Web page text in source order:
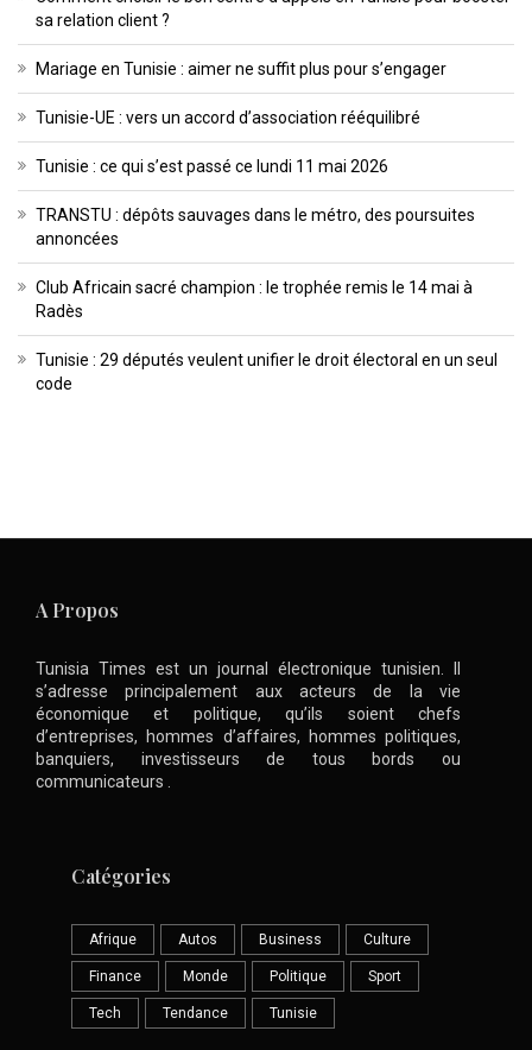
sa relation client ?
Mariage en Tunisie : aimer ne suffit plus pour s’engager
Tunisie-UE : vers un accord d’association rééquilibré
Tunisie : ce qui s’est passé ce lundi 11 mai 2026
TRANSTU : dépôts sauvages dans le métro, des poursuites
annoncées
Club Africain sacré champion : le trophée remis le 14 mai à
Radès
Tunisie : 29 députés veulent unifier le droit électoral en un seul
code
A Propos
Tunisia Times est un journal électronique tunisien. Il
s’adresse principalement aux acteurs de la vie
économique et politique, qu’ils soient chefs
d’entreprises, hommes d’affaires, hommes politiques,
banquiers, investisseurs de tous bords ou
communicateurs .
Catégories
Afrique Autos Business Culture
Finance Monde Politique Sport
Tech Tendance Tunisie